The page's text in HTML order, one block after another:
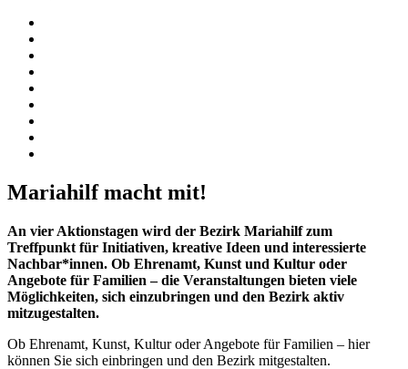
Mariahilf macht mit!
An vier Aktionstagen wird der Bezirk Mariahilf zum
Treffpunkt für Initiativen, kreative Ideen und interessierte
Nachbar*innen. Ob Ehrenamt, Kunst und Kultur oder
Angebote für Familien – die Veranstaltungen bieten viele
Möglichkeiten, sich einzubringen und den Bezirk aktiv
mitzugestalten.
Ob Ehrenamt, Kunst, Kultur oder Angebote für Familien – hier
können Sie sich einbringen und den Bezirk mitgestalten.